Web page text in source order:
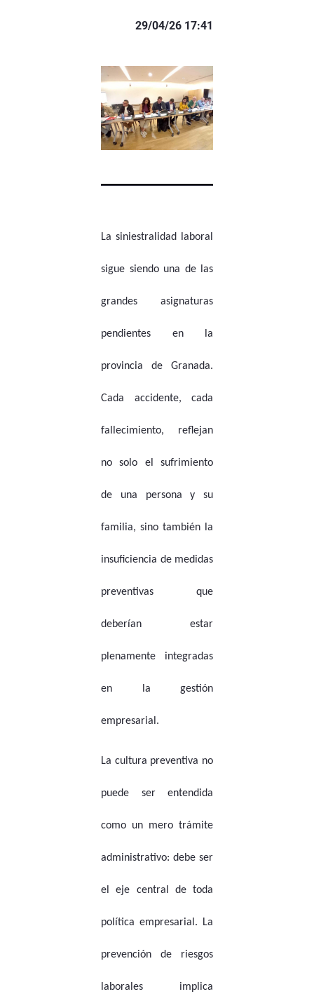
29/04/26 17:41
La siniestralidad laboral
sigue siendo una de las
grandes asignaturas
pendientes en la
provincia de Granada.
Cada accidente, cada
fallecimiento, reflejan
no solo el sufrimiento
de una persona y su
familia, sino también la
insuficiencia de medidas
preventivas que
deberían estar
plenamente integradas
en la gestión
empresarial.
La cultura preventiva no
puede ser entendida
como un mero trámite
administrativo: debe ser
el eje central de toda
política empresarial. La
prevención de riesgos
laborales implica